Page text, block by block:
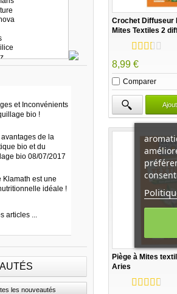
et Inconvénients
bio !
de la
bio et du
bio 08/07/2017
Klamath est une
idéale !
articles ...
les nouveautés
Crochet Diffuseur
Mites Textiles 2
8,99 €
Comparer
Piège à Mites
Aries